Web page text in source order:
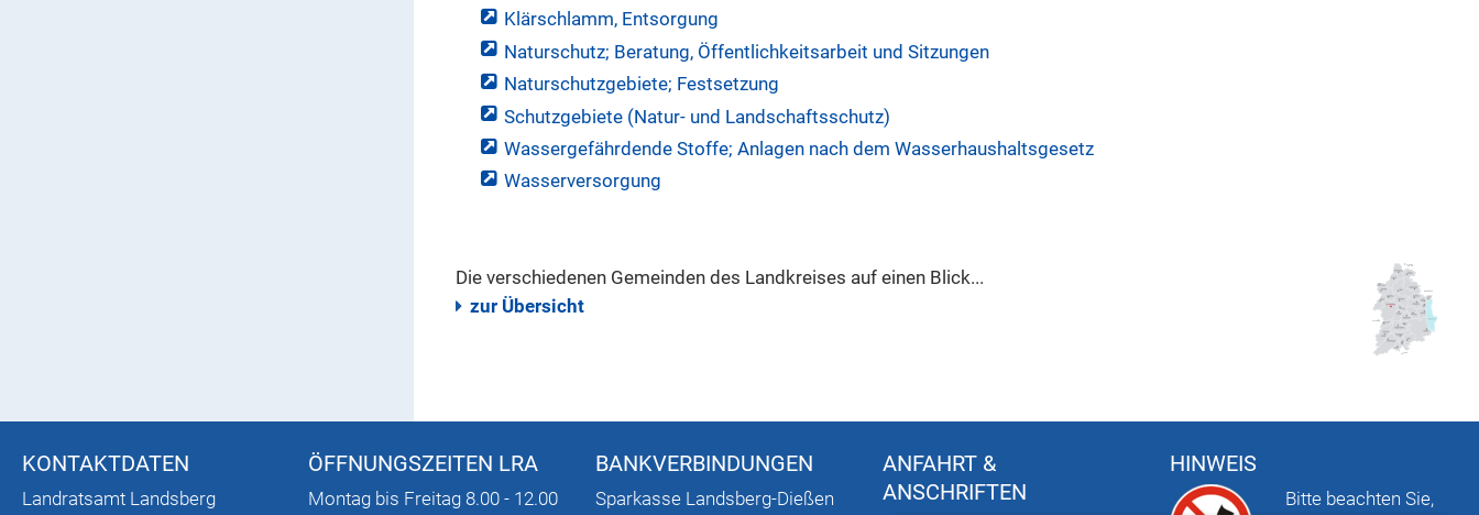
Klärschlamm, Entsorgung
Naturschutz; Beratung, Öffentlichkeitsarbeit und Sitzungen
Naturschutzgebiete; Festsetzung
Schutzgebiete (Natur- und Landschaftsschutz)
Wassergefährdende Stoffe; Anlagen nach dem Wasserhaushaltsgesetz
Wasserversorgung
Die verschiedenen Gemeinden des Landkreises auf einen Blick...
zur Übersicht
KONTAKTDATEN
Landratsamt Landsberg
ÖFFNUNGSZEITEN LRA
Montag bis Freitag 8.00 - 12.00
BANKVERBINDUNGEN
Sparkasse Landsberg-Dießen
ANFAHRT &
ANSCHRIFTEN
HINWEIS
Bitte beachten Sie,